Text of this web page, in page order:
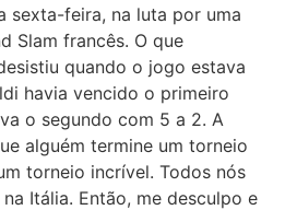
sexta-feira, na luta por uma
Slam francês. O que
quando o jogo estava
havia vencido o primeiro
o segundo com 5 a 2. A
alguém termine um torneio
torneio incrível. Todos nós
Itália. Então, me desculpo e